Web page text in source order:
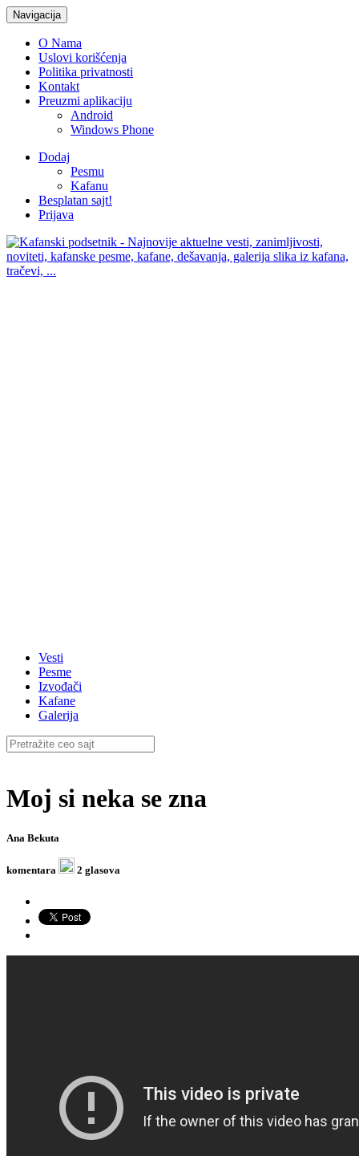
Navigacija
O Nama
Uslovi korišćenja
Politika privatnosti
Kontakt
Preuzmi aplikaciju
Android
Windows Phone
Dodaj
Pesmu
Kafanu
Besplatan sajt!
Prijava
Vesti
Pesme
Izvođači
Kafane
Galerija
Moj si neka se zna
Ana Bekuta
komentara 2 glasova